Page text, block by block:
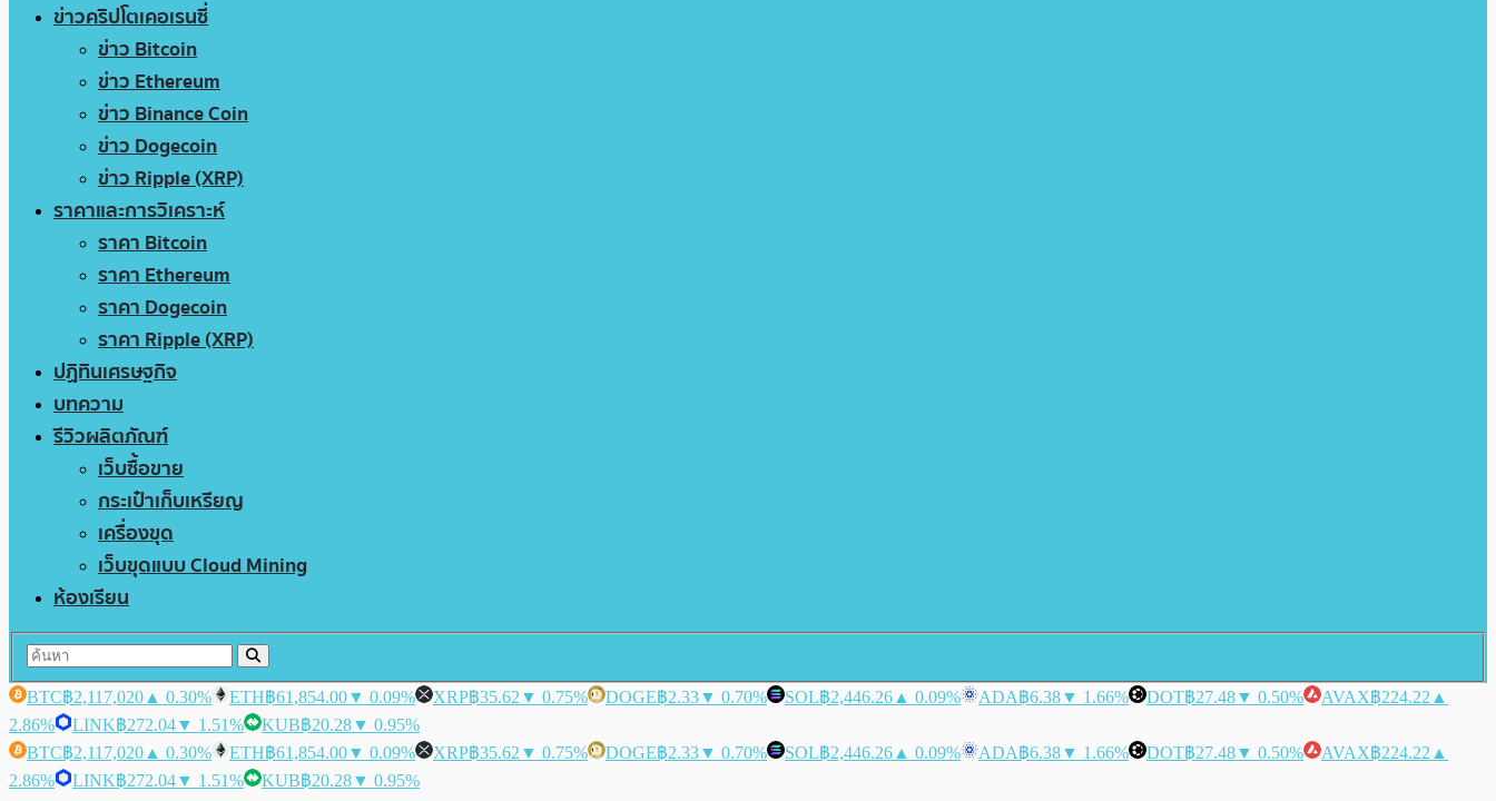
ข่าวคริปโตเคอเรนซี่
ข่าว Bitcoin
ข่าว Ethereum
ข่าว Binance Coin
ข่าว Dogecoin
ข่าว Ripple (XRP)
ราคาและการวิเคราะห์
ราคา Bitcoin
ราคา Ethereum
ราคา Dogecoin
ราคา Ripple (XRP)
ปฏิทินเศรษฐกิจ
บทความ
รีวิวผลิตภัณฑ์
เว็บซื้อขาย
กระเป๋าเก็บเหรียญ
เครื่องขุด
เว็บขุดแบบ Cloud Mining
ห้องเรียน
BTC฿2,117,020 ▲ 0.30% ETH฿61,854.00▼ 0.09% XRP฿35.62 ▼ 0.75% DOGE฿2.33▼ 0.70% SOL฿2,446.26 ▲ 0.09% ADA฿6.38▼ 1.66% DOT฿27.48▼ 0.50% AVAX฿224.22 ▲
2.86%
LINK฿272.04▼ 1.51% KUB฿20.28▼ 0.95%
BTC฿2,117,020 ▲ 0.30% ETH฿61,854.00▼ 0.09% XRP฿35.62 ▼ 0.75% DOGE฿2.33▼ 0.70% SOL฿2,446.26 ▲ 0.09% ADA฿6.38▼ 1.66% DOT฿27.48▼ 0.50% AVAX฿224.22 ▲
2.86%
LINK฿272.04▼ 1.51% KUB฿20.28▼ 0.95%